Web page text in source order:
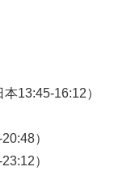
13:45-16:12）
）
）